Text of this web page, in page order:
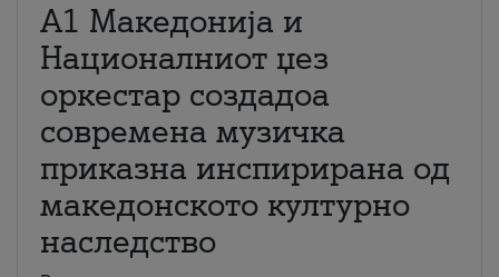
А1 Македонија и
Националниот џез
оркестар создадоа
современа музичка
приказна инспирирана од
македонското културно
наследство